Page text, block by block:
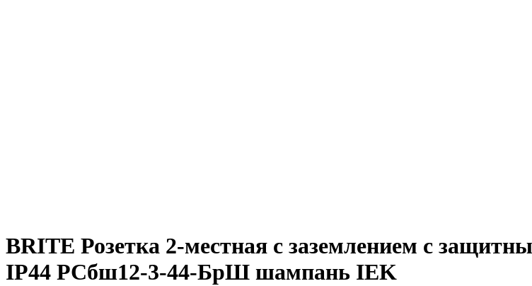
BRITE Розетка 2-местная с заземлением с
IP44 РСбш12-3-44-БрШ шампань IEK